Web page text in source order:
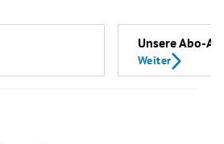
Unsere Abo-
Weiter